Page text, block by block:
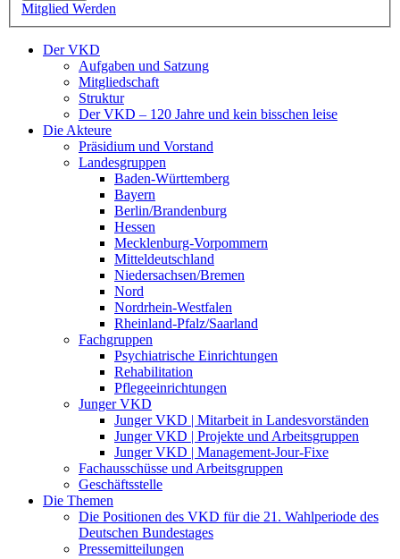
Mitglied Werden
Der VKD
Aufgaben und Satzung
Mitgliedschaft
Struktur
Der VKD – 120 Jahre und kein bisschen leise
Die Akteure
Präsidium und Vorstand
Landesgruppen
Baden-Württemberg
Bayern
Berlin/Brandenburg
Hessen
Mecklenburg-Vorpommern
Mitteldeutschland
Niedersachsen/Bremen
Nord
Nordrhein-Westfalen
Rheinland-Pfalz/Saarland
Fachgruppen
Psychiatrische Einrichtungen
Rehabilitation
Pflegeeinrichtungen
Junger VKD
Junger VKD | Mitarbeit in Landesvorständen
Junger VKD | Projekte und Arbeitsgruppen
Junger VKD | Management-Jour-Fixe
Fachausschüsse und Arbeitsgruppen
Geschäftsstelle
Die Themen
Die Positionen des VKD für die 21. Wahlperiode des
Deutschen Bundestages
Pressemitteilungen